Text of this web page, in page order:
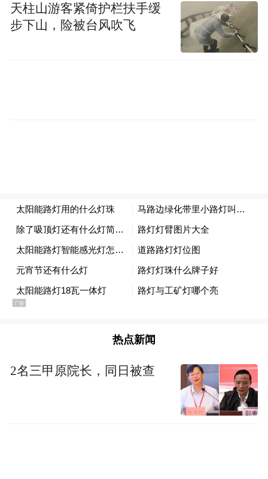
天柱山游客紧倚护栏扶手缓
步下山，险被台风吹飞
热点新闻
2名三甲原院长，同日被查